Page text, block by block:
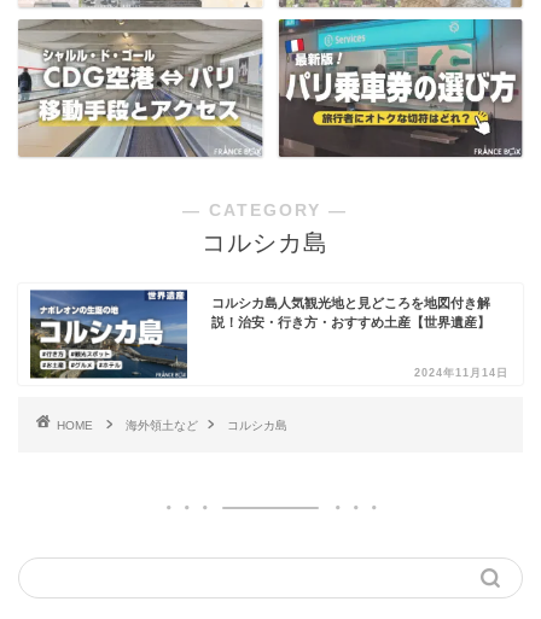
― CATEGORY ―
コルシカ島
コルシカ島人気観光地と見どころを地図付き解
説！治安・行き方・おすすめ土産【世界遺産】
2024年11月14日
HOME 海外領土など コルシカ島